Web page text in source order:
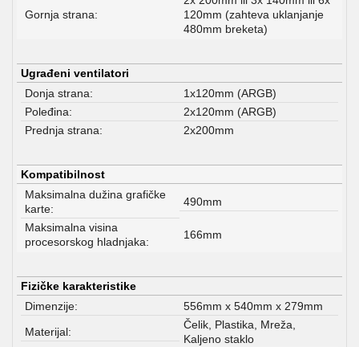
Gornja strana:
120mm (zahteva uklanjanje
480mm breketa)
Ugrađeni ventilatori
Donja strana:
1x120mm (ARGB)
Poleđina:
2x120mm (ARGB)
Prednja strana:
2x200mm
Kompatibilnost
Maksimalna dužina grafičke
karte:
490mm
Maksimalna visina
procesorskog hladnjaka:
166mm
Fizičke karakteristike
Dimenzije:
556mm x 540mm x 279mm
Materijal:
Čelik, Plastika, Mreža,
Kaljeno staklo